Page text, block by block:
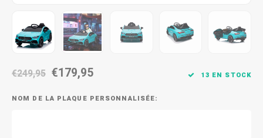
€249,95 €179,95 13 EN STOCK
NOM DE LA PLAQUE PERSONNALISÉE: